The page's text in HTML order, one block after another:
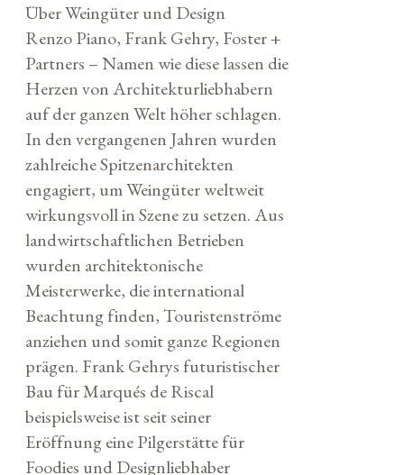
Über Weingüter und Design
Renzo Piano, Frank Gehry, Foster +
Partners – Namen wie diese lassen die
Herzen von Architekturliebhabern
auf der ganzen Welt höher schlagen.
In den vergangenen Jahren wurden
zahlreiche Spitzenarchitekten
engagiert, um Weingüter weltweit
wirkungsvoll in Szene zu setzen. Aus
landwirtschaftlichen Betrieben
wurden architektonische
Meisterwerke, die international
Beachtung finden, Touristenströme
anziehen und somit ganze Regionen
prägen. Frank Gehrys futuristischer
Bau für Marqués de Riscal
beispielsweise ist seit seiner
Eröffnung eine Pilgerstätte für
Foodies und Designliebhaber